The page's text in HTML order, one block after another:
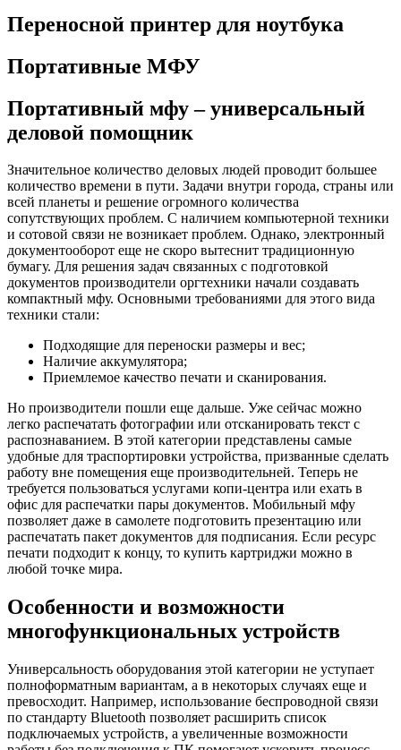
Переносной принтер для ноутбука
Портативные МФУ
Портативный мфу – универсальный
деловой помощник
Значительное количество деловых людей проводит большее
количество времени в пути. Задачи внутри города, страны или
всей планеты и решение огромного количества
сопутствующих проблем. С наличием компьютерной техники
и сотовой связи не возникает проблем. Однако, электронный
документооборот еще не скоро вытеснит традиционную
бумагу. Для решения задач связанных с подготовкой
документов производители оргтехники начали создавать
компактный мфу. Основными требованиями для этого вида
техники стали:
Подходящие для переноски размеры и вес;
Наличие аккумулятора;
Приемлемое качество печати и сканирования.
Но производители пошли еще дальше. Уже сейчас можно
легко распечатать фотографии или отсканировать текст с
распознаванием. В этой категории представлены самые
удобные для траспортировки устройства, призванные сделать
работу вне помещения еще производительней. Теперь не
требуется пользоваться услугами копи-центра или ехать в
офис для распечатки пары документов. Мобильный мфу
позволяет даже в самолете подготовить презентацию или
распечатать пакет документов для подписания. Если ресурс
печати подходит к концу, то купить картриджи можно в
любой точке мира.
Особенности и возможности
многофункциональных устройств
Универсальность оборудования этой категории не уступает
полноформатным вариантам, а в некоторых случаях еще и
превосходит. Например, использование беспроводной связи
по стандарту Bluetooth позволяет расширить список
подключаемых устройств, а увеличенные возможности